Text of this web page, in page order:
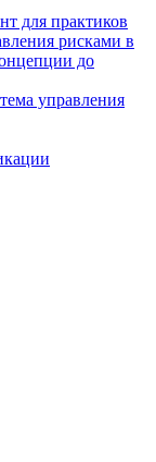
для практиков
рисками в
до
управления